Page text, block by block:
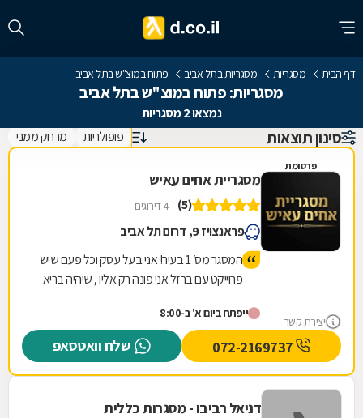
דף הבית מסגריות מסגריות בתל אביב פתוח במוצ"ש בתל אביב
מסגריות: פתוח במוצ"ש בתל אביב
נמצאו 2 מסגריות
סינון תוצאות פופולריות מרחק ממני
פרסומת
יצירת קשר
מסגריית אחים עאיש
(5) 4 דירוגים
פראנצויז 9, דרום תל אביב
המסגר מס׳ 1 בעיר! אני בעל עסק וכל פעם שיש
פרוייקט עם ברזל אני פונה רק אליו , שיהיה בריא
שלוקחת לאחרים הרבה זמן אצלו קיבלתי
במהירות והכל במחיר טוב ששווה לעבודה
שנעשית תודה ובהצלחה חבר
ייפתח ביום א' ב-8:00
שלח וואטסאפ
דניאל רביבו - מסגרות כללית